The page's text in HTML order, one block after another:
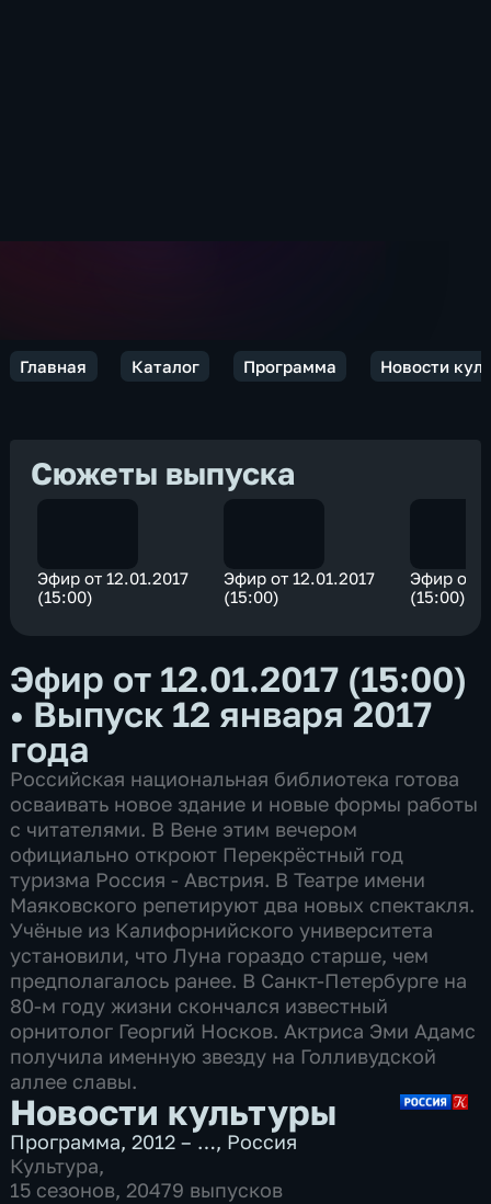
Главная Каталог Программа Новости
Сюжеты выпуска
Эфир от 12.01.2017
(15:00)
Эфир от 12.01.2017
(15:00)
Эфир от
(15:00)
Эфир от 12.01.2017 (15:00)
• Выпуск 12 января 2017
года
Российская национальная библиотека готова
осваивать новое здание и новые формы работы
с читателями. В Вене этим вечером
официально откроют Перекрёстный год
туризма Россия - Австрия. В Театре имени
Маяковского репетируют два новых спектакля.
Учёные из Калифорнийского университета
установили, что Луна гораздо старше, чем
предполагалось ранее. В Санкт-Петербурге на
80-м году жизни скончался известный
орнитолог Георгий Носков. Актриса Эми Адамс
получила именную звезду на Голливудской
аллее славы.
Новости культуры
Программа,2012 – …, Россия
Культура,
15 сезонов, 20479 выпусков